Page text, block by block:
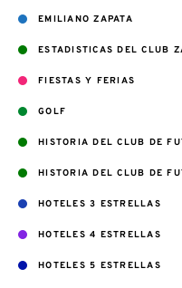
EMILIANO ZAPATA
ESTADISTICAS DEL CLUB
FIESTAS Y FERIAS
GOLF
HISTORIA DEL CLUB DE
HISTORIA DEL CLUB DE
HOTELES 3 ESTRELLAS
HOTELES 4 ESTRELLAS
HOTELES 5 ESTRELLAS